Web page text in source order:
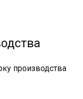
производства